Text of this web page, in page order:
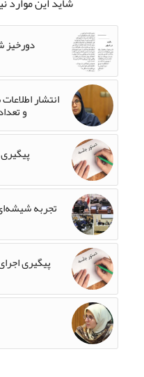
دورخیز
انتشار
و
تجربه
پیگیری